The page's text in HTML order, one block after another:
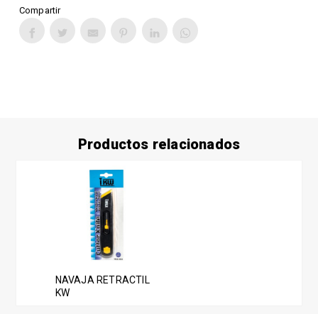
Compartir
Productos relacionados
NAVAJA RETRACTIL
KW